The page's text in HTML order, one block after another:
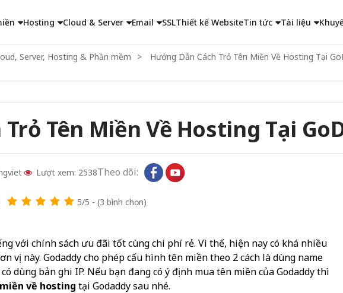
Hosting Cloud & Server Email SSLThiết kế WebsiteTin tức Tài liệu
Server, Hosting & Phần mềm Hướng Dẫn Cách Trỏ Tên Miền Về Hosting Tại
Tên Miền Về Hosting Tại
Lượt xem: 2538Theo dõi:
5/5 - (3 bình chọn)
với chính sách ưu đãi tốt cùng chi phí rẻ. Vì thế, hiện nay có khá nhiều
vị này. Godaddy cho phép cấu hình tên miền theo 2 cách là dùng name
dùng bản ghi IP. Nếu bạn đang có ý định mua tên miền của Godaddy thì
về hosting tại Godaddy sau nhé.